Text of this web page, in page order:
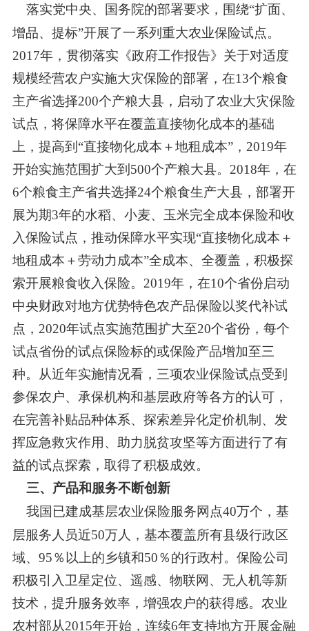
落实党中央、国务院的部署要求，围绕“扩面、
增品、提标”开展了一系列重大农业保险试点。
2017年，贯彻落实《政府工作报告》关于对适度
规模经营农户实施大灾保险的部署，在13个粮食
主产省选择200个产粮大县，启动了农业大灾保险
试点，将保障水平在覆盖直接物化成本的基础
上，提高到“直接物化成本＋地租成本”， 2019年
开始实施范围扩大到 500个产粮大县。 2018年，在
6个粮食主产省共选择24个粮食生产大县，部署开
展为期3年的水稻、小麦、玉米完全成本保险和收
入保险试点，推动保障水平实现“直接物化成本＋
地租成本＋劳动力成本”全成本、全覆盖，积极探
索开展粮食收入保险。 2019年，在10个省份启动
中央财政对地方优势特色农产品保险以奖代补试
点， 2020年试点实施范围扩大至20个省份，每个
试点省份的试点保险标的或保险产品增加至三
种。从近年实施情况看，三项农业保险试点受到
参保农户、承保机构和基层政府等各方的认可，
在完善补贴品种体系、探索差异化定价机制、发
挥应急救灾作用、助力脱贫攻坚等方面进行了有
益的试点探索，取得了积极成效。
三、产品和服务不断创新
我国已建成基层农业保险服务网点40万个，基
层服务人员近50万人，基本覆盖所有县级行政区
域、 95％以上的乡镇和50％的行政村。保险公司
积极引入卫星定位、遥感、物联网、无人机等新
技术，提升服务效率，增强农户的获得感。农业
农村部从2015年开始，连续6年支持地方开展金融